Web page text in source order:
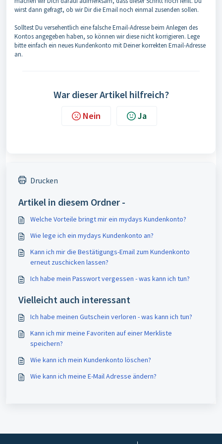
wirst dann gefragt, ob wir Dir die Email noch einmal zusenden sollen.
Solltest Du versehentlich eine falsche Email-Adresse beim Anlegen des
Kontos angegeben haben, so können wir diese nicht korrigieren. Lege
bitte einfach ein neues Kundenkonto mit Deiner korrekten Email-Adresse
an.
War dieser Artikel hilfreich?
Nein Ja
Drucken
Artikel in diesem Ordner -
Welche Vorteile bringt mir ein mydays Kundenkonto?
Wie lege ich ein mydays Kundenkonto an?
Kann ich mir die Bestätigungs-Email zum Kundenkonto
erneut zuschicken lassen?
Ich habe mein Passwort vergessen - was kann ich tun?
Vielleicht auch interessant
Ich habe meinen Gutschein verloren - was kann ich tun?
Kann ich mir meine Favoriten auf einer Merkliste
speichern?
Wie kann ich mein Kundenkonto löschen?
Wie kann ich meine E-Mail Adresse ändern?